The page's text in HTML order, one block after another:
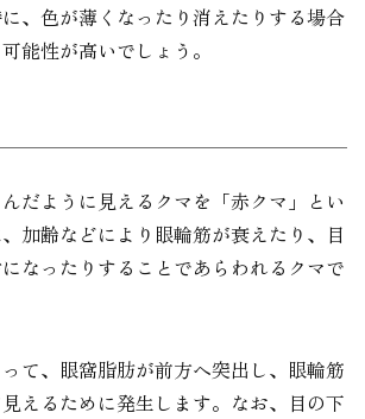
、色が薄くなったり消えたりする場合
能性が高いでしょう。
だように見えるクマを「赤クマ」とい
加齢などにより眼輪筋が衰えたり、目
なったりすることであらわれるクマで
て、眼窩脂肪が前方へ突出し、眼輪筋
えるために発生します。なお、目の下